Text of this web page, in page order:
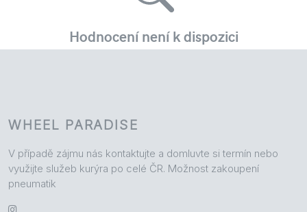
WHEEL PARADISE
V případě zájmu nás kontaktujte a domluvte si termín nebo
využijte služeb kurýra po celé ČR. Možnost zakoupení
pneumatik